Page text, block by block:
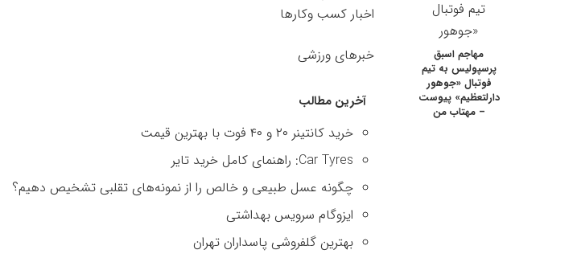
مهاجم اسبق
پرسپولیس به تیم
فوتبال «جوهور
دارلتعظیم» پیوست
– مهتاب من
اخبار کسب وکارها
خبرهای ورزشی
آخرین مطالب
خرید کانتینر ۲۰ و ۴۰ فوت با بهترین قیمت
Car Tyres: راهنمای کامل خرید تایر
چگونه عسل طبیعی و خالص را از نمونه‌های تقلبی تشخیص دهیم؟
ایزوگام سرویس بهداشتی
بهترین گلفروشی پاسداران تهران